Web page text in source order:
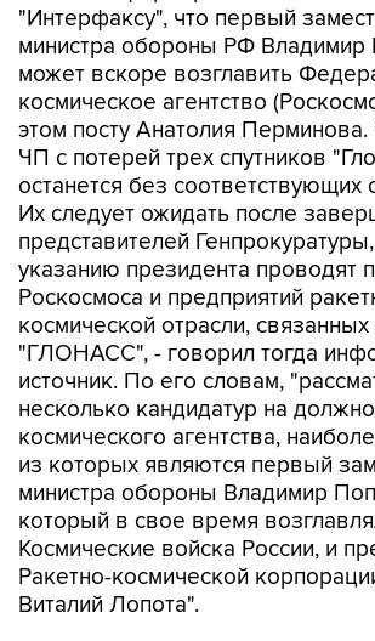
"Интерфаксу", что первый
министра обороны РФ Владимир
может вскоре возглавить
космическое агентство
этом посту Анатолия
ЧП с потерей трех спутников
останется без
Их следует ожидать после
представителей
указанию президента проводят
Роскосмоса и предприятий
космической отрасли,
"ГЛОНАСС", - говорил тогда
источник. По его словам,
несколько кандидатур на
космического агентства,
из которых являются первый
министра обороны Владимир
который в свое время
Космические войска России, и
Ракетно-космической
Виталий Лопота".